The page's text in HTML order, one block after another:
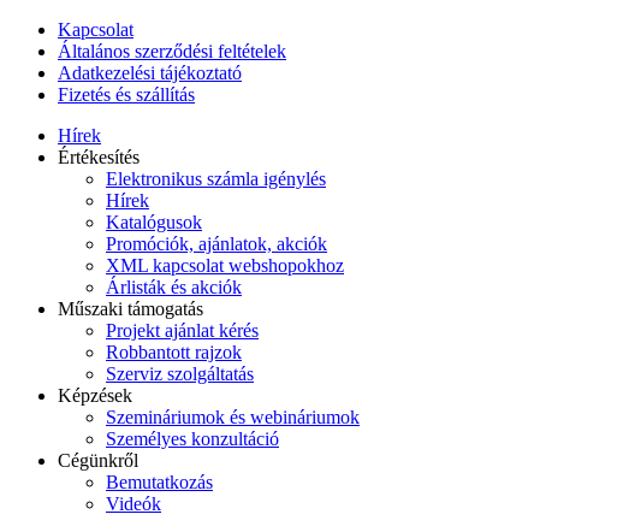
Kapcsolat
Általános szerződési feltételek
Adatkezelési tájékoztató
Fizetés és szállítás
Hírek
Értékesítés
Elektronikus számla igénylés
Hírek
Katalógusok
Promóciók, ajánlatok, akciók
XML kapcsolat webshopokhoz
Árlisták és akciók
Műszaki támogatás
Projekt ajánlat kérés
Robbantott rajzok
Szerviz szolgáltatás
Képzések
Szemináriumok és webináriumok
Személyes konzultáció
Cégünkről
Bemutatkozás
Videók